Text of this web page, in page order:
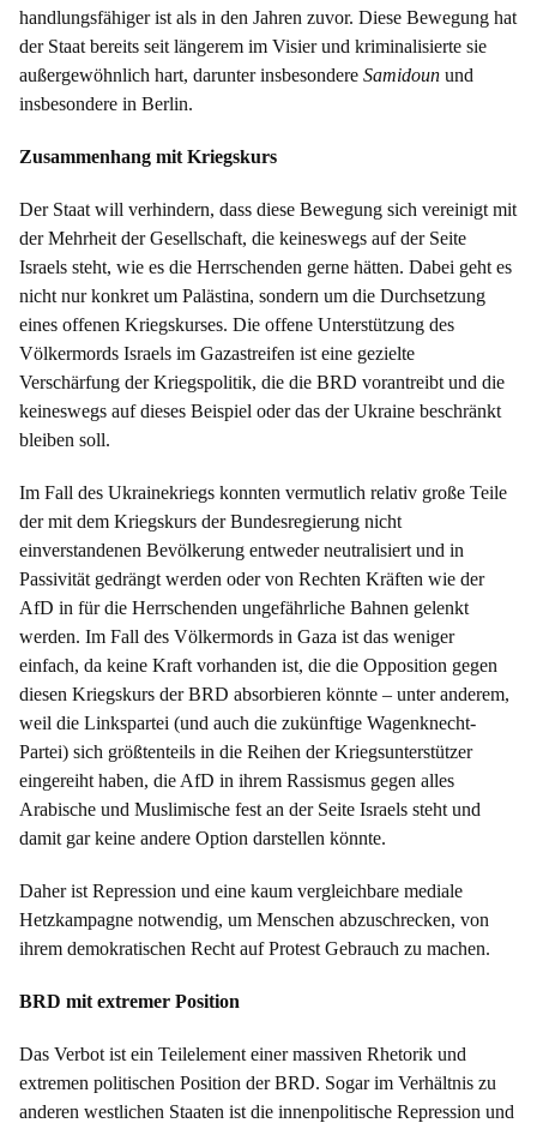
handlungsfähiger ist als in den Jahren zuvor. Diese Bewegung hat
der Staat bereits seit längerem im Visier und kriminalisierte sie
außergewöhnlich hart, darunter insbesondere Samidoun und
insbesondere in Berlin.
Zusammenhang mit Kriegskurs
Der Staat will verhindern, dass diese Bewegung sich vereinigt mit
der Mehrheit der Gesellschaft, die keineswegs auf der Seite
Israels steht, wie es die Herrschenden gerne hätten. Dabei geht es
nicht nur konkret um Palästina, sondern um die Durchsetzung
eines offenen Kriegskurses. Die offene Unterstützung des
Völkermords Israels im Gazastreifen ist eine gezielte
Verschärfung der Kriegspolitik, die die BRD vorantreibt und die
keineswegs auf dieses Beispiel oder das der Ukraine beschränkt
bleiben soll.
Im Fall des Ukrainekriegs konnten vermutlich relativ große Teile
der mit dem Kriegskurs der Bundesregierung nicht
einverstandenen Bevölkerung entweder neutralisiert und in
Passivität gedrängt werden oder von Rechten Kräften wie der
AfD in für die Herrschenden ungefährliche Bahnen gelenkt
werden. Im Fall des Völkermords in Gaza ist das weniger
einfach, da keine Kraft vorhanden ist, die die Opposition gegen
diesen Kriegskurs der BRD absorbieren könnte – unter anderem,
weil die Linkspartei (und auch die zukünftige Wagenknecht-
Partei) sich größtenteils in die Reihen der Kriegsunterstützer
eingereiht haben, die AfD in ihrem Rassismus gegen alles
Arabische und Muslimische fest an der Seite Israels steht und
damit gar keine andere Option darstellen könnte.
Daher ist Repression und eine kaum vergleichbare mediale
Hetzkampagne notwendig, um Menschen abzuschrecken, von
ihrem demokratischen Recht auf Protest Gebrauch zu machen.
BRD mit extremer Position
Das Verbot ist ein Teilelement einer massiven Rhetorik und
extremen politischen Position der BRD. Sogar im Verhältnis zu
anderen westlichen Staaten ist die innenpolitische Repression und